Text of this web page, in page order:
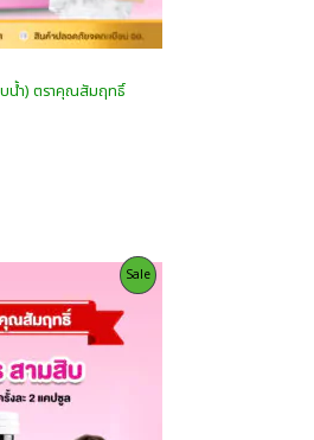
น้ำ) ตราคุณสัมฤทธิ์
SaleProduct